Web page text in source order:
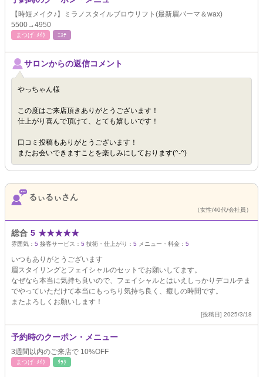
【時短メイク♪】ミラノスタイルブロウリフト(最新眉パーマ＆wax)
5500→4950
まつげ･ﾒｲｸ ｴｽﾃ
サロンからの返信コメント
やっちゃん様
この度はご来店頂きありがとうございます！
仕上がり喜んで頂けて、とても嬉しいです！
口コミ投稿もありがとうございます！
またお会いできますことを楽しみにしております(^-^)
るぃるぃさん
（女性/40代/会社員）
総合 5 ★★★★★
雰囲気： 5 接客サービス： 5 技術・仕上がり： 5 メニュー・料金： 5
いつもありがとうございます
眉スタイリングとフェイシャルのセットでお願いしてます。
なぜなら本当に気持ち良いので、フェイシャルとはいえしっかりデコルテま
でやっていただけて本当にもっちり気持ち良く、癒しの時間です。
またよろしくお願いします！
[投稿日] 2025/3/18
予約時のクーポン・メニュー
3週間以内のご来店で 10%OFF
まつげ･ﾒｲｸ ﾘﾗｸ